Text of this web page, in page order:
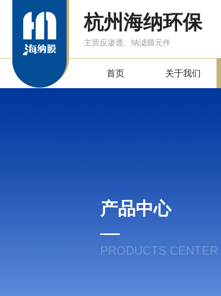
杭州海纳环保
主营反渗透、纳滤膜元件
首页 关于我们
产品中心
PRODUCTS CENTER